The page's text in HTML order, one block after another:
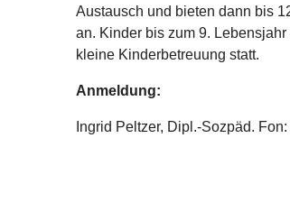
Austausch und bieten dann bis
an. Kinder bis zum 9.
kleine Kinderbetreuung statt.
Anmeldung:
Ingrid Peltzer, Dipl.-Sozpäd.